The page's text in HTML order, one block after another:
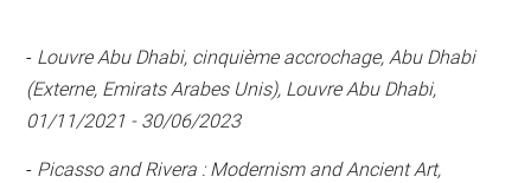
- Louvre Abu Dhabi, cinquième accrochage, Abu Dhabi
(Externe, Emirats Arabes Unis), Louvre Abu Dhabi,
01/11/2021 - 30/06/2023
- Picasso and Rivera : Modernism and Ancient Art,